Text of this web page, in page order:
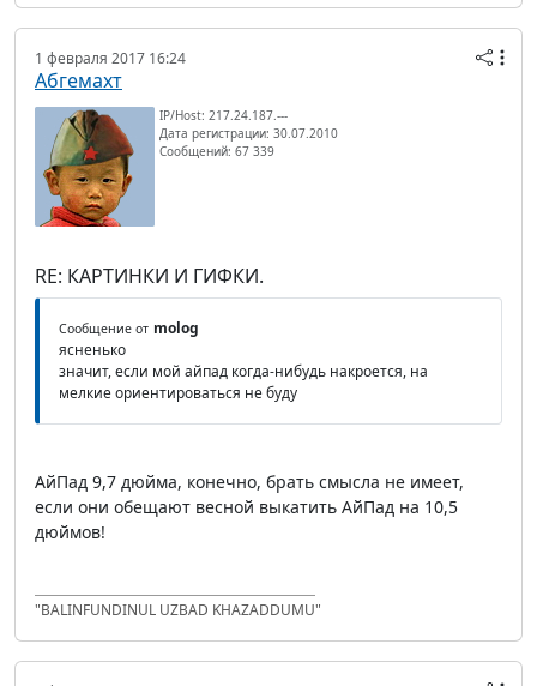
1 февраля 2017 16:24
Абгемахт
IP/Host: 217.24.187.---
Дата регистрации: 30.07.2010
Сообщений: 67 339
RE: КАРТИНКИ И ГИФКИ.
Сообщение от molog
ясненько
значит, если мой айпад когда-нибудь накроется, на
мелкие ориентироваться не буду
АйПад 9,7 дюйма, конечно, брать смысла не имеет,
если они обещают весной выкатить АйПад на 10,5
дюймов!
"BALINFUNDINUL UZBAD KHAZADDUMU"